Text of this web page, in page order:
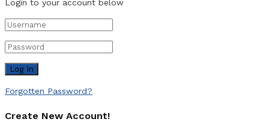
Login to your account below
Forgotten Password?
Create New Account!